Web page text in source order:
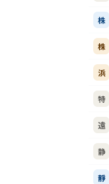
株
株
浜
特
遠
静
靜